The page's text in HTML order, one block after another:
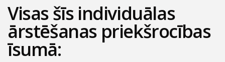
Visas šīs individuālas
ārstēšanas priekšrocības
īsumā: